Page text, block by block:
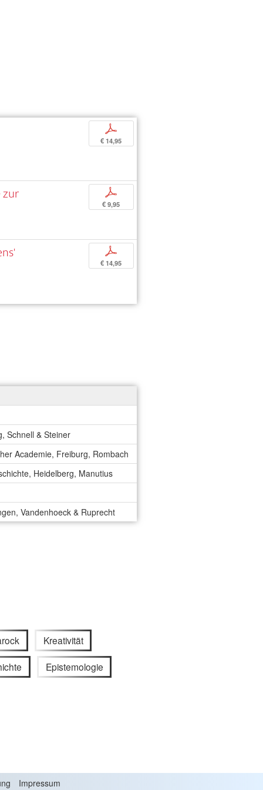
p
€ 14,95
p
€ 9,95
p
€ 14,95
Schnell & Steiner
Academie, Freiburg, Rombach
Heidelberg, Manutius
Vandenhoeck & Ruprecht
Kreativität
Epistemologie
Impressum